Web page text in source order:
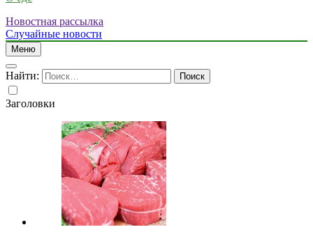
Новостная рассылка
Случайные новости
Меню
Найти:
Заголовки